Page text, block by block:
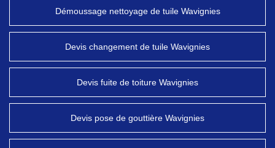
Démoussage nettoyage de tuile Wavignies
Devis changement de tuile Wavignies
Devis fuite de toiture Wavignies
Devis pose de gouttière Wavignies